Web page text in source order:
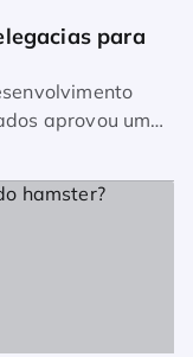
para
aprovou um
de
Animal